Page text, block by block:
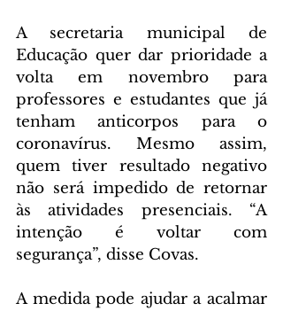
A secretaria municipal de
Educação quer dar prioridade a
volta em novembro para
professores e estudantes que já
tenham anticorpos para o
coronavírus. Mesmo assim,
quem tiver resultado negativo
não será impedido de retornar
às atividades presenciais. “A
intenção é voltar com
segurança”, disse Covas.
A medida pode ajudar a acalmar